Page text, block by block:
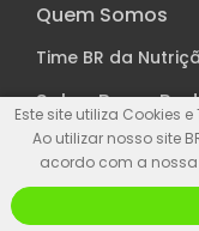
Quem Somos
Time BR da
Sobre Bruno
Diretrizes e
Parcerias &
Este site utiliza Cookies
Ao utilizar nosso site
acordo com a nossa